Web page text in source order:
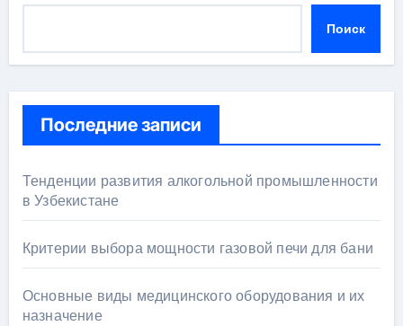
Поиск
Последние записи
Тенденции развития алкогольной промышленности
в Узбекистане
Критерии выбора мощности газовой печи для бани
Основные виды медицинского оборудования и их
назначение